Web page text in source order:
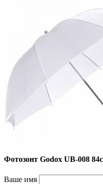
Фотозонт Godox UB-008
Ваше имя